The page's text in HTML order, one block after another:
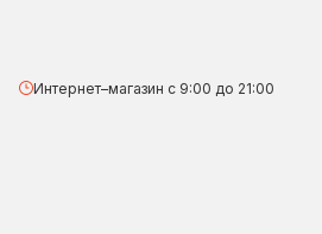
Интернет–магазин с 9:00 до 21:00